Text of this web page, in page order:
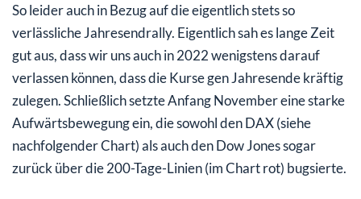
So leider auch in Bezug auf die eigentlich stets so
verlässliche Jahresendrally. Eigentlich sah es lange Zeit
gut aus, dass wir uns auch in 2022 wenigstens darauf
verlassen können, dass die Kurse gen Jahresende kräftig
zulegen. Schließlich setzte Anfang November eine starke
Aufwärtsbewegung ein, die sowohl den DAX (siehe
nachfolgender Chart) als auch den Dow Jones sogar
zurück über die 200-Tage-Linien (im Chart rot) bugsierte.